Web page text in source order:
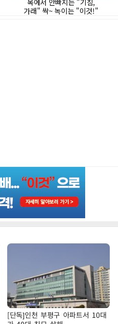
[단독]인천 부평구 아파트서 10대